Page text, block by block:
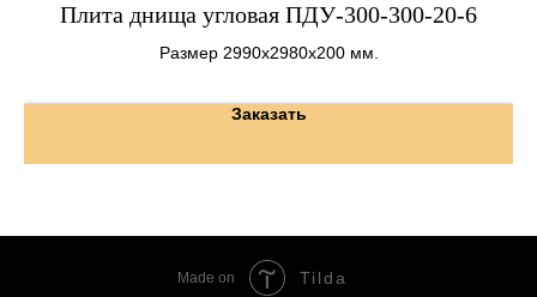
Плита днища угловая ПДУ-300-300-20-6
Размер 2990х2980х200 мм.
Заказать
Made on Tilda